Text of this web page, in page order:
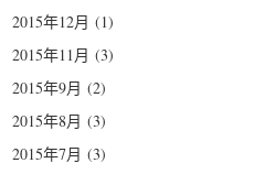
2015年12月 (1)
2015年11月 (3)
2015年9月 (2)
2015年8月 (3)
2015年7月 (3)